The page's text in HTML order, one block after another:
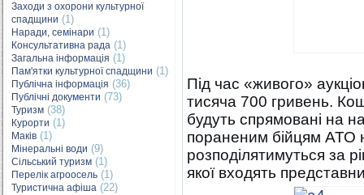
Заходи з охорони культурної
спадщини (1)
Наради, семінари (1)
Консультативна рада (1)
Загальна інформація (1)
Пам'ятки культурної спадщини (1)
Публічна інформація (36)
Публічні документи (73)
Туризм (38)
Курорти (1)
Маків (1)
Мінеральні води (9)
Сільський туризм (1)
Перелік агроосель (1)
Туристична афіша (22)
Під час «живого»
тисяча 700 гривень.
будуть спрямовані на
пораненим бійцям АТО
розподілятимуться за
якої входять